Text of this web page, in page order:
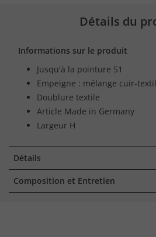
Détails du
Informations sur le produit
Jusqu'à la pointure 51
Empeigne : mélange cuir-
Doublure textile
Article Made in Germany
Largeur H
Détails
Composition et Entretien